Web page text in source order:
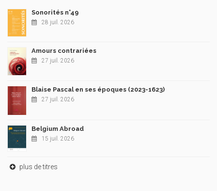
Sonorités n°49
28 juil. 2026
Amours contrariées
27 juil. 2026
Blaise Pascal en ses époques (2023-1623)
27 juil. 2026
Belgium Abroad
15 juil. 2026
plus de titres